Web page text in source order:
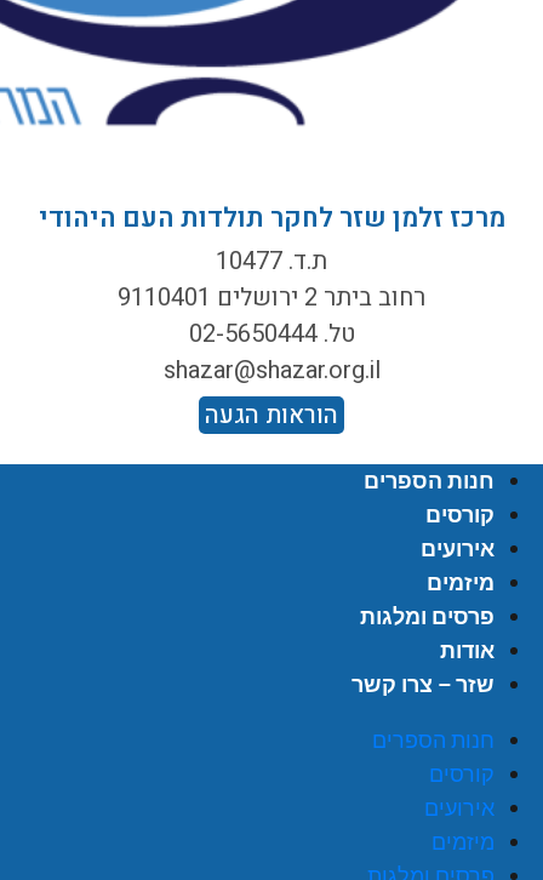
מרכז זלמן שזר לחקר תולדות העם היהודי
ת.ד. 10477
רחוב ביתר 2 ירושלים 9110401
טל. 02-5650444
shazar@shazar.org.il
הוראות הגעה
חנות הספרים
קורסים
אירועים
מיזמים
פרסים ומלגות
אודות
שזר – צרו קשר
חנות הספרים
קורסים
אירועים
מיזמים